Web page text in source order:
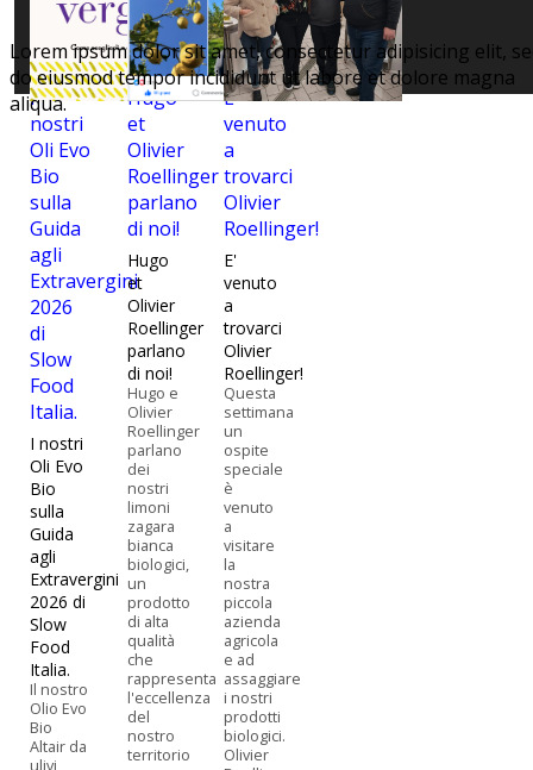
I
nostri
Oli Evo
Bio
sulla
Guida
agli
Extravergini
2026
di
Slow
Food
Italia.
I nostri
Oli Evo
Bio
sulla
Guida
agli
Extravergini
2026 di
Slow
Food
Italia.
Il nostro
Olio Evo
Bio
Altair da
ulivi
Hugo
et
Olivier
Roellinger
parlano
di noi!
Hugo
et
Olivier
Roellinger
parlano
di noi!
Hugo e
Olivier
Roellinger
parlano
dei
nostri
limoni
zagara
bianca
biologici,
un
prodotto
di alta
qualità
che
rappresenta
l'eccellenza
del
nostro
territorio
E'
venuto
a
trovarci
Olivier
Roellinger!
E'
venuto
a
trovarci
Olivier
Roellinger!
Questa
settimana
un
ospite
speciale
è
venuto
a
visitare
la
nostra
piccola
azienda
agricola
e ad
assaggiare
i nostri
prodotti
biologici.
Olivier
Lorem ipsum dolor sit amet, consectetur adipisicing elit,
do eiusmod tempor incididunt ut labore et dolore magna
aliqua.